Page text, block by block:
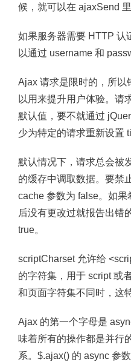
候，就可以在 ajaxSend 里
如果服务器需要 HTTP 认
以通过 username 和
Ajax 请求是限时的，所以
以用来提升用户体验。请
默认值，要不就通过
少为特定的请求重新设置
默认情况下，请求总会被
的缓存中调取数据。要禁
cache 参数为 false。如
后没有更改过就报告出错
true。
scriptCharset 允许给
的字符集，用于 script 或
和页面字符集不同时，这
Ajax 的第一个字母是
味着所有的操作都是并行
系。$.ajax() 的 async 参